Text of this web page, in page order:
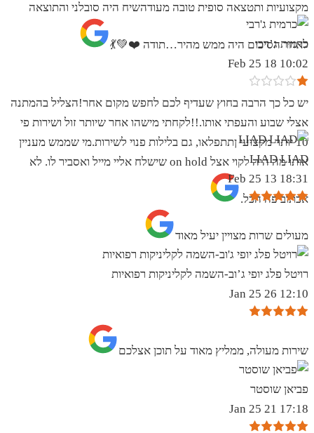
מקצועיות ותטצאה סופית טובה מעודהשיח היה סובלני והתוצאה
לאחר הסיכום היה ממש מהיר…תודה ❤️💚💃
כרמית ג’רבי
10:02 18 Feb 25
יש כל כך הרבה בחוץ שעדיף לכם לחפש מקום אחר!הצליל בהמתנה
אצלי שבוע והעפתי אותו.!!לקחתי מישהו אחר שיותר זול ושירות פי
10 יותר מקצועי ןתתפלאו, גם בלילות פנוי לשירות.מי שממש מעניין
אותו מה היה לקוי אצל on hold שישלח אליי מייל ואסביר לו. לא
אכתוב פה הכל.
LIAD LIAD
18:31 13 Feb 25
מעולים שרות מצויין יעיל מאוד
רויטל פלג יופי ג’וב-השמה לקליניקות רפואיות
12:10 26 Jan 25
שירות מעולה, ממליץ מאוד על תוכן אצלכם
פביאן שוסטר
17:18 21 Jan 25